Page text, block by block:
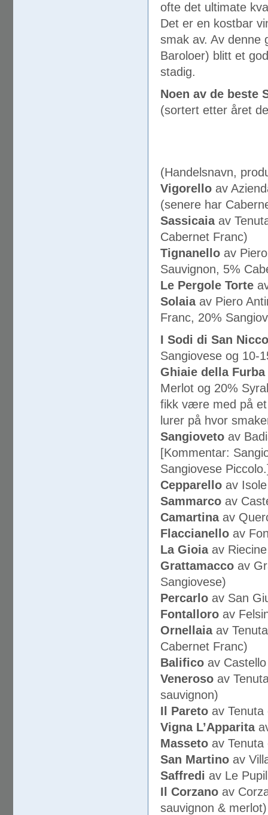
ofte det ultimate
Det er en kostbar
smak av. Av denne
Baroloer) blitt et
stadig.
Noen av de beste
(sortert etter året
(Handelsnavn,
Vigorello av
(senere har
Sassicaiaav
Cabernet Franc)
Tignanello av
Sauvignon, 5%
Le Pergole Torte
Solaiaav Piero
Franc, 20%
I Sodi di San
Sangiovese og 10-
Ghiaie della Furba
Merlot og 20%
fikk være med på
lurer på hvor
Sangioveto av
[Kommentar:
Sangiovese
Cepparello av
Sammarco av
Camartinaav
Flaccianello av
La Gioiaav
Grattamacco av
Sangiovese)
Percarlo av San
Fontalloro av
Ornellaiaav
Cabernet Franc)
Balifico av
Veneroso av
sauvignon)
Il Pareto av
Vigna L’Apparita
Masseto av Tenuta
San Martino av
Saffredi av Le
Il Corzano av
sauvignon & merlot)